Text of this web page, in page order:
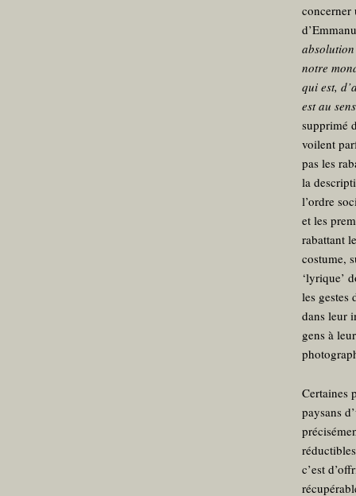
concerner
notre
qui est,
est au
supprimé
voilent
pas les
la
l’ordre
et les
rabattant
costume,
‘lyrique’
les gestes
dans leur
gens à
Certaines
paysans
c’est